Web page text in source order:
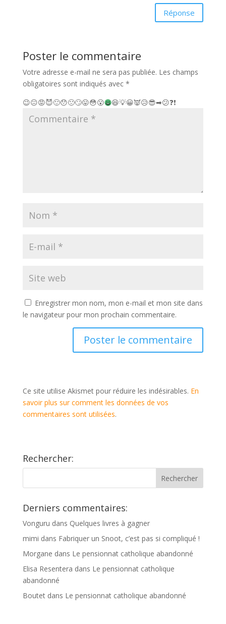
Réponse
Poster le commentaire
Votre adresse e-mail ne sera pas publiée. Les champs
obligatoires sont indiqués avec *
😉😐😡😈🙂😯🙁🙄😛😳😮 😆💡😀👿😥😎➡😕❓❗
Enregistrer mon nom, mon e-mail et mon site dans
le navigateur pour mon prochain commentaire.
Ce site utilise Akismet pour réduire les indésirables. En
savoir plus sur comment les données de vos
commentaires sont utilisées.
Rechercher:
Derniers commentaires:
Vonguru dans Quelques livres à gagner
mimi dans Fabriquer un Snoot, c’est pas si compliqué !
Morgane dans Le pensionnat catholique abandonné
Elisa Resentera dans Le pensionnat catholique
abandonné
Boutetdans Le pensionnat catholique abandonné